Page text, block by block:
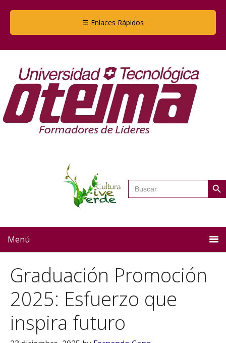
☰ Enlaces Rápidos
Buscar: Botón
Menú
Graduación Promoción
2025: Esfuerzo que
inspira futuro